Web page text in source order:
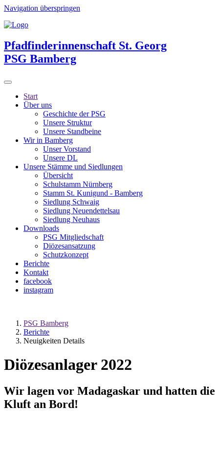
Navigation überspringen
Pfadfinderinnenschaft St. Georg
PSG Bamberg
Start
Über uns
Geschichte der PSG
Unsere Struktur
Unsere Standbeine
Wir in Bamberg
Unser Vorstand
Unsere DL
Unsere Stämme und Siedlungen
Übersicht
Schulstamm Nürnberg
Stamm St. Kunigund - Bamberg
Siedlung Schwaig
Siedlung Neuendettelsau
Siedlung Neuhaus
Downloads
PSG Mitgliedschaft
Diözesansatzung
Schutzkonzept
Berichte
Kontakt
facebook
instagram
PSG Bamberg
Berichte
Neuigkeiten Details
Diözesanlager 2022
Wir lagen vor Madagaskar und hatten die
Kluft an Bord!